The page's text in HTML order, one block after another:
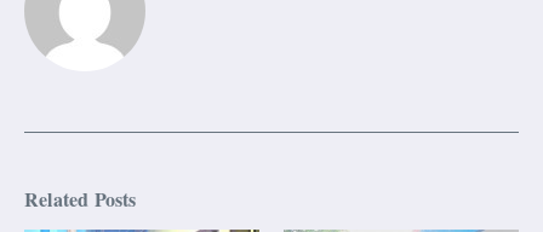
Related Posts